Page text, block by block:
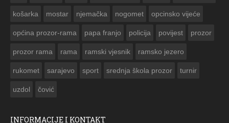
košarka mostar njemačka nogomet opcinsko vijeće
općina prozor-rama papa franjo policija povijest prozor
prozor rama rama ramski vjesnik ramsko jezero
rukomet sarajevo sport srednja škola prozor turnir
uzdol čović
INFORMACIJE I KONTAKT